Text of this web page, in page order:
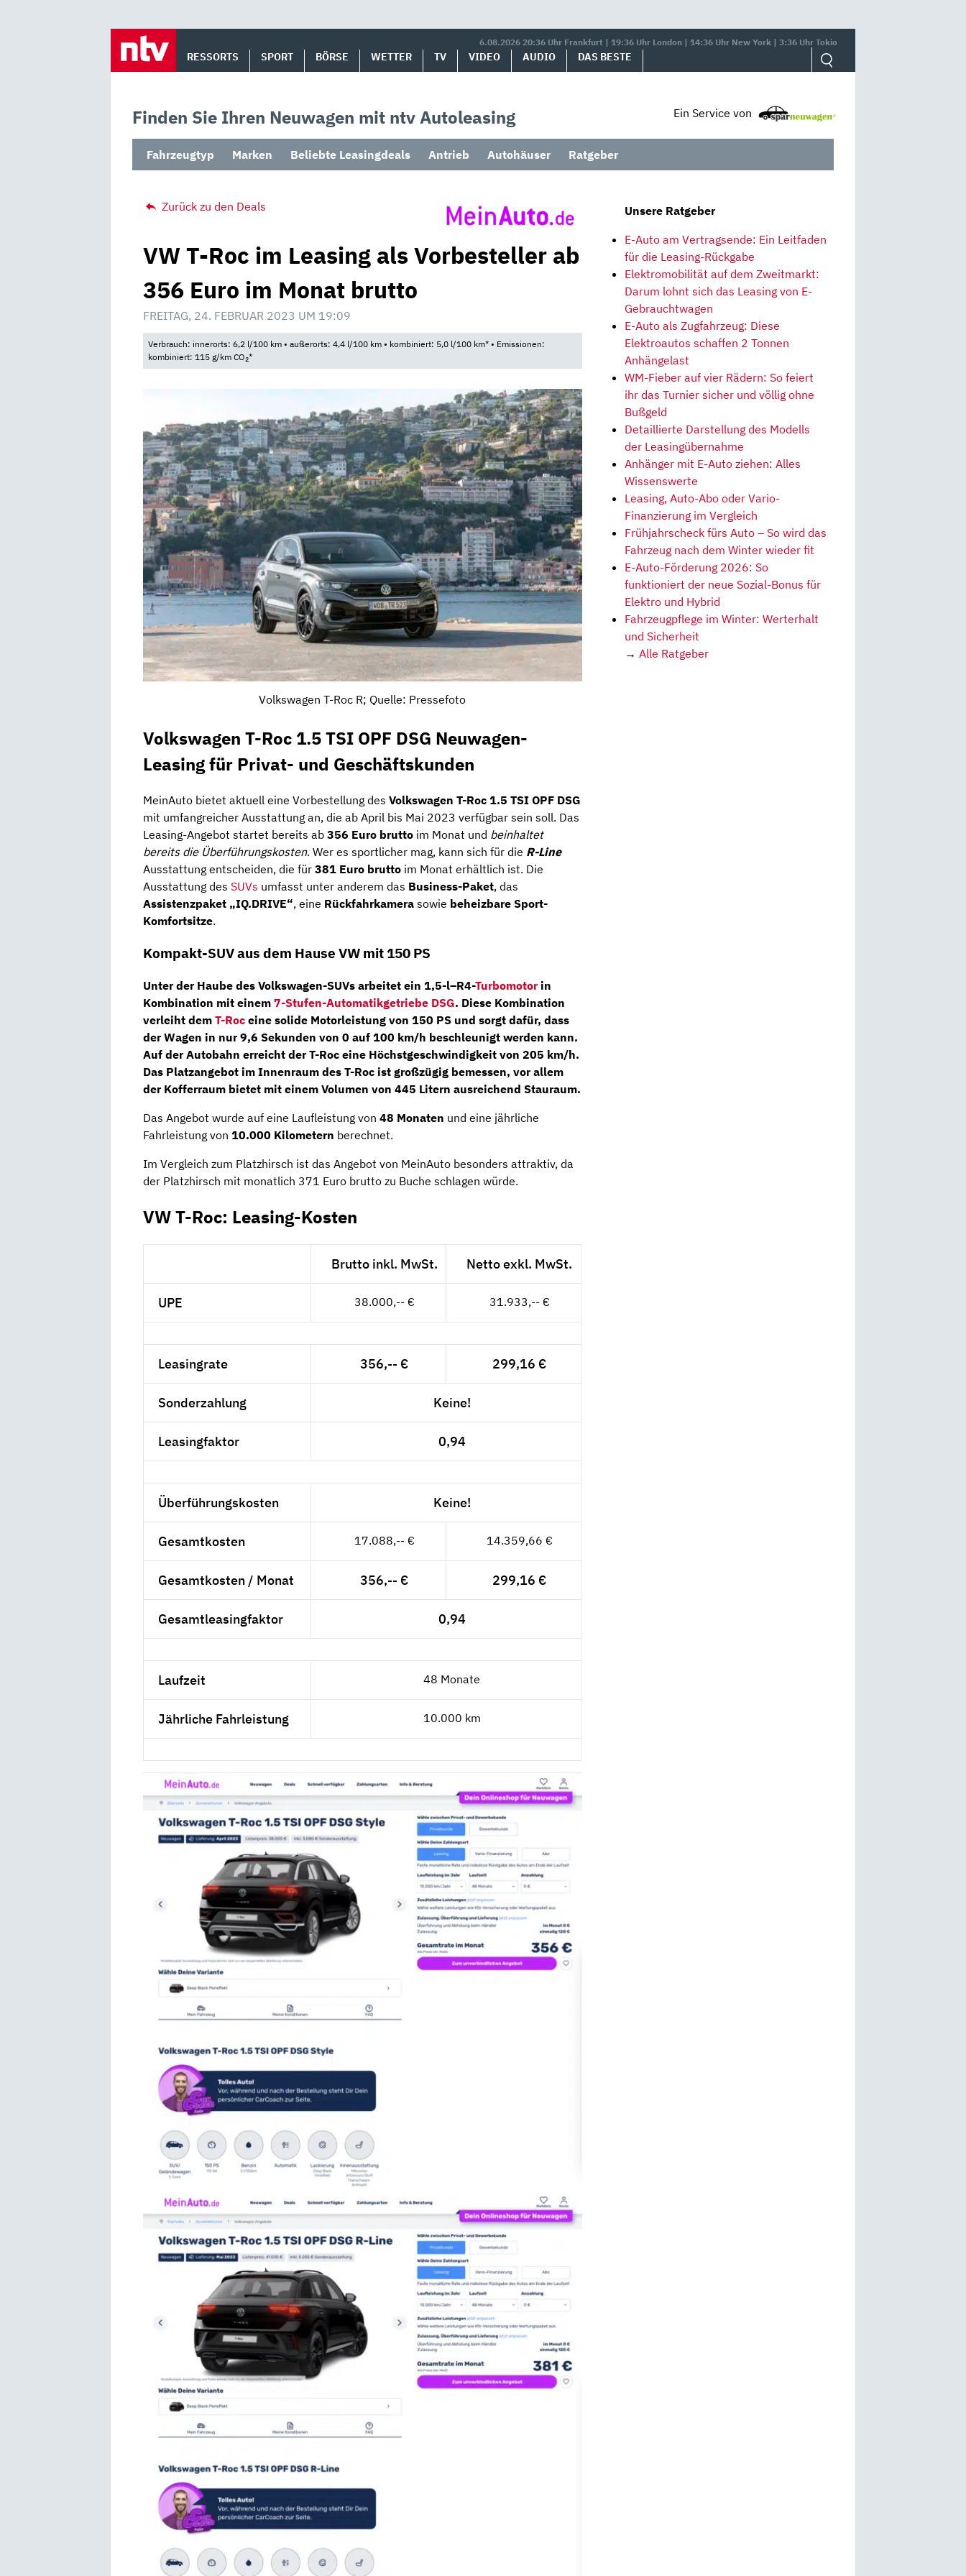
6.08.2026 20:36 Uhr Frankfurt | 19:36 Uhr London | 14:36 Uhr New York | 3:36 Uhr Tokio
RESSORTS SPORT BÖRSE WETTER TV VIDEO AUDIO DAS BESTE
Finden Sie Ihren Neuwagen mit ntv Autoleasing Ein Service von
Fahrzeugtyp Marken Beliebte Leasingdeals Antrieb Autohäuser Ratgeber
Zurück zu den Deals
VW T-Roc im Leasing als Vorbesteller ab
356 Euro im Monat brutto
FREITAG, 24. FEBRUAR 2023 UM 19:09
Verbrauch: innerorts: 6,2 l/100 km • außerorts: 4,4 l/100 km • kombiniert: 5,0 l/100 km* • Emissionen:
kombiniert: 115 g/km CO2*
Volkswagen T-Roc R; Quelle: Pressefoto
Volkswagen T-Roc 1.5 TSI OPF DSG Neuwagen-
Leasing für Privat- und Geschäftskunden
MeinAuto bietet aktuell eine Vorbestellung des Volkswagen T-Roc 1.5 TSI OPF DSG
mit umfangreicher Ausstattung an, die ab April bis Mai 2023 verfügbar sein soll. Das
Leasing-Angebot startet bereits ab 356 Euro brutto im Monat und beinhaltet
bereits die Überführungskosten. Wer es sportlicher mag, kann sich für die R-Line
Ausstattung entscheiden, die für 381 Euro brutto im Monat erhältlich ist. Die
Ausstattung des SUVs umfasst unter anderem das Business-Paket, das
Assistenzpaket „IQ.DRIVE“, eine Rückfahrkamera sowie beheizbare Sport-
Komfortsitze.
Kompakt-SUV aus dem Hause VW mit 150 PS
Unter der Haube des Volkswagen-SUVs arbeitet ein 1,5-l–R4-Turbomotorin
Kombination mit einem 7-Stufen-Automatikgetriebe DSG. Diese Kombination
verleiht dem T-Roc eine solide Motorleistung von 150 PS und sorgt dafür, dass
der Wagen in nur 9,6 Sekunden von 0 auf 100 km/h beschleunigt werden kann.
Auf der Autobahn erreicht der T-Roc eine Höchstgeschwindigkeit von 205 km/h.
Das Platzangebot im Innenraum des T-Roc ist großzügig bemessen, vor allem
der Kofferraum bietet mit einem Volumen von 445 Litern ausreichend Stauraum.
Das Angebot wurde auf eine Laufleistung von 48 Monaten und eine jährliche
Fahrleistung von 10.000 Kilometern berechnet.
Im Vergleich zum Platzhirsch ist das Angebot von MeinAuto besonders attraktiv, da
der Platzhirsch mit monatlich 371 Euro brutto zu Buche schlagen würde.
VW T-Roc: Leasing-Kosten
Brutto inkl. MwSt. Netto exkl. MwSt.
UPE 38.000,-- € 31.933,-- €
Leasingrate 356,-- € 299,16 €
Sonderzahlung Keine!
Leasingfaktor 0,94
Überführungskosten Keine!
Gesamtkosten 17.088,-- € 14.359,66 €
Gesamtkosten / Monat 356,-- € 299,16 €
Gesamtleasingfaktor 0,94
Laufzeit 48 Monate
Jährliche Fahrleistung 10.000 km
Unsere Ratgeber
E-Auto am Vertragsende: Ein Leitfaden
für die Leasing-Rückgabe
Elektromobilität auf dem Zweitmarkt:
Darum lohnt sich das Leasing von E-
Gebrauchtwagen
E-Auto als Zugfahrzeug: Diese
Elektroautos schaffen 2 Tonnen
Anhängelast
WM-Fieber auf vier Rädern: So feiert
ihr das Turnier sicher und völlig ohne
Bußgeld
Detaillierte Darstellung des Modells
der Leasingübernahme
Anhänger mit E-Auto ziehen: Alles
Wissenswerte
Leasing, Auto-Abo oder Vario-
Finanzierung im Vergleich
Frühjahrscheck fürs Auto – So wird das
Fahrzeug nach dem Winter wieder fit
E-Auto-Förderung 2026: So
funktioniert der neue Sozial-Bonus für
Elektro und Hybrid
Fahrzeugpflege im Winter: Werterhalt
und Sicherheit
→ Alle Ratgeber